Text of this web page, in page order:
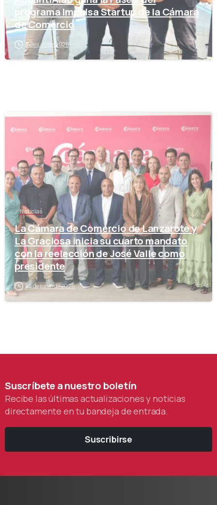
programa Impulsa Startup de la Cámara
de Comercio
3 de julio de 2026
Noticias
La Cámara de Comercio de Lanzarote y
La Graciosa inicia su cuarto mandato
con la reelección de José Valle como
presidente
25 de junio de 2026
Suscríbeteanuestro boletín
Recibe las últimas actualizaciones y noticias
directamente en tu bandeja de entrada.
Suscribirse